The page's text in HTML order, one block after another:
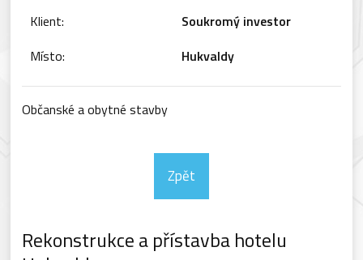
Klient:
Soukromý investor
Místo:
Hukvaldy
Občanské a obytné stavby
Zpět
Rekonstrukce a přístavba hotelu